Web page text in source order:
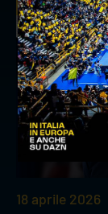
INTERVIEWS
18 aprile 2026